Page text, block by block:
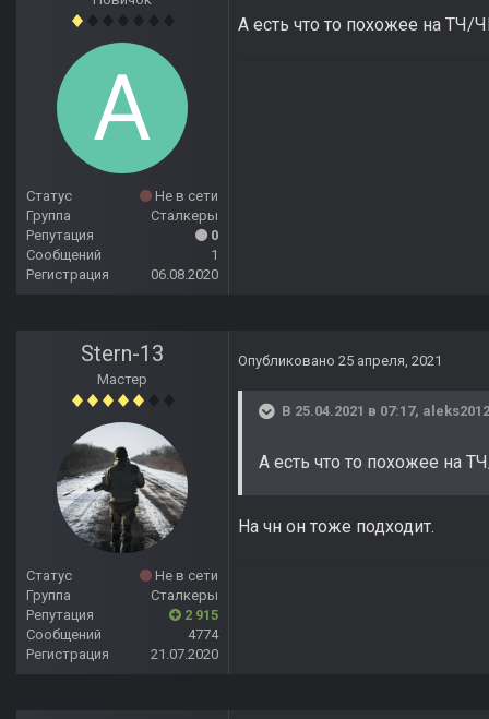
Статус
Не в сети
Группа
Сталкеры
Репутация
0
Сообщений
1
Регистрация
06.08.2020
А есть что то похожее на ТЧ/
Stern-13
Мастер
Статус
Не в сети
Группа
Сталкеры
Репутация
2 915
Сообщений
4774
Регистрация
21.07.2020
Опубликовано 25 апреля, 2021
В 25.04.2021 в 07:17,
А есть что то похожее на
На чн он тоже подходит.